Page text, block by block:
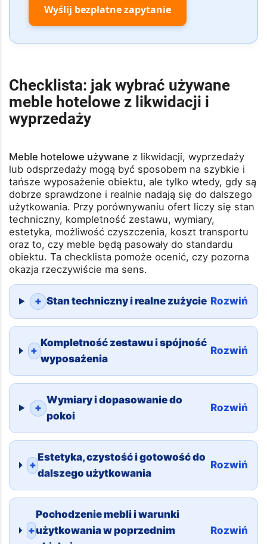
Wyślij bezpłatne zapytanie
Checklista: jak wybrać używane
meble hotelowe z likwidacji i
wyprzedaży
Meble hotelowe używane z likwidacji, wyprzedaży
lub odsprzedaży mogą być sposobem na szybkie i
tańsze wyposażenie obiektu, ale tylko wtedy, gdy są
dobrze sprawdzone i realnie nadają się do dalszego
użytkowania. Przy porównywaniu ofert liczy się stan
techniczny, kompletność zestawu, wymiary,
estetyka, możliwość czyszczenia, koszt transportu
oraz to, czy meble będą pasowały do standardu
obiektu. Ta checklista pomoże ocenić, czy pozorna
okazja rzeczywiście ma sens.
+ Stan techniczny i realne zużycie Rozwiń
+
Kompletność zestawu i spójność
wyposażenia
Rozwiń
+
Wymiary i dopasowanie do
pokoi
Rozwiń
+
Estetyka, czystość i gotowość do
dalszego użytkowania
Rozwiń
+
Pochodzenie mebli i warunki
użytkowania w poprzednim
Rozwiń